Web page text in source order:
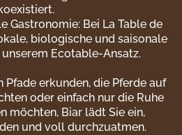
Gastronomie: Bei La Table de
biologische und saisonale
Ecotable-Ansatz.
Pfade erkunden, die Pferde auf
oder einfach nur die Ruhe
möchten, Biar lädt Sie ein,
und voll durchzuatmen.